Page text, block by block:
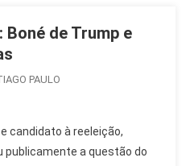
de Trump e
PAULO
candidato à reeleição,
publicamente a questão do